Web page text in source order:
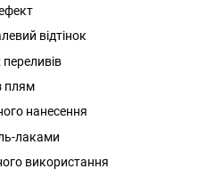
відтінок
переливів
плям
нанесення
лаками
використання